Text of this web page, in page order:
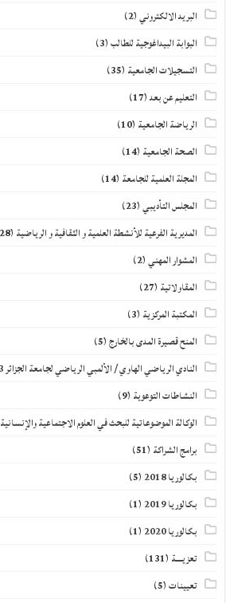
البريد الالكتروني(2)
البوابة البيداغوجية للطالب(3)
التسجيلات الجامعية (35)
التعليم عن بعد(17)
الرياضة الجامعية (10)
الصحة الجامعية (14)
المجلة العلمية للجامعة (14)
المجلس التأديبي(23)
المديرية الفرعية للأنشطة العلمية و الثقافية و الرياضية (28)
المشوار المهني(2)
المقاولاتية (27)
المكتبة المركزية (3)
المنح قصيرة المدى بالخارج(5)
النادي الرياضي الهاوي / الألمبي الرياضي لجامعة الجزائر 3
النشاطات التوعوية (9)
الوكالة الموضوعاتية للبحث في العلوم الاجتماعية والإنسانية
برامج الشراكة (51)
بكالوريا 2018
(5)
بكالوريا 2019
(1)
بكالوريا 2020
(1)
تعزيــــة (131)
تعيينات(5)